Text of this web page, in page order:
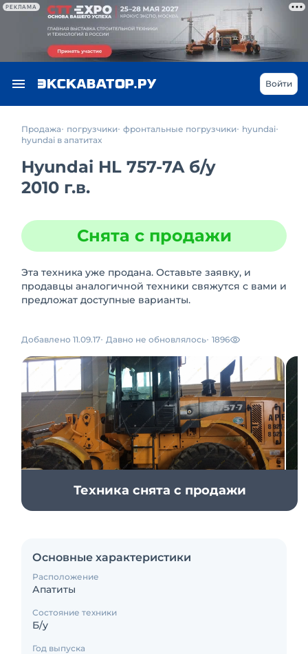
РЕКЛАМА
Войти
Продажа погрузчики фронтальные погрузчики hyundai
hyundai в апатитах
Hyundai HL 757-7A б/у
2010 г.в.
Снята с продажи
Эта техника уже продана. Оставьте заявку, и
продавцы аналогичной техники свяжутся с вами и
предложат доступные варианты.
Добавлено 11.09.17 Давно не обновлялось 1896
Техника снята с продажи
Основные характеристики
Расположение
Апатиты
Состояние техники
Б/у
Год выпуска